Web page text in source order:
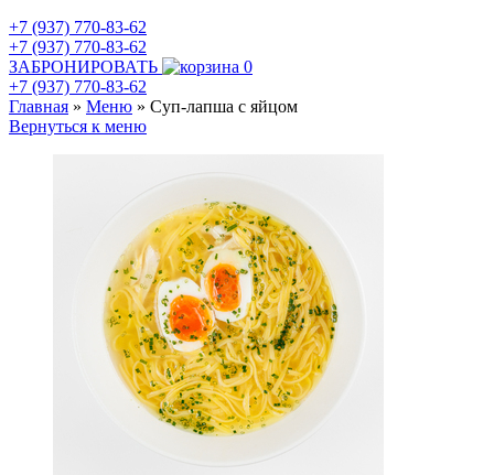
+7 (937) 770-83-62
+7 (937) 770-83-62
ЗАБРОНИРОВАТЬ
0
+7 (937) 770-83-62
Главная » Меню » Суп-лапша с яйцом
Вернуться к меню